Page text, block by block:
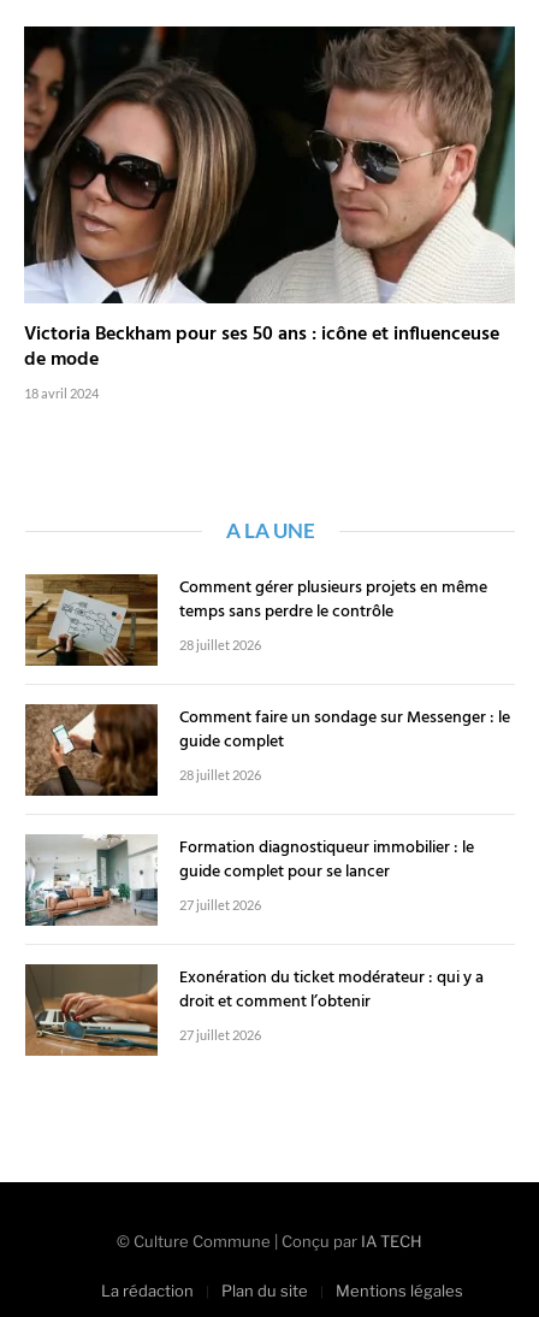
Victoria Beckham pour ses 50 ans : icône et influenceuse
de mode
18 avril 2024
A LA UNE
Comment gérer plusieurs projets en même
temps sans perdre le contrôle
28 juillet 2026
Comment faire un sondage sur Messenger : le
guide complet
28 juillet 2026
Formation diagnostiqueur immobilier : le
guide complet pour se lancer
27 juillet 2026
Exonération du ticket modérateur : qui y a
droit et comment l’obtenir
27 juillet 2026
© Culture Commune | Conçu par IA TECH
La rédaction Plan du site Mentions légales